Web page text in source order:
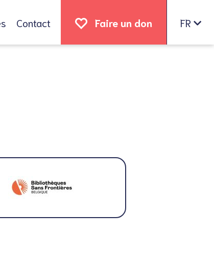
Contact Faire un don FR